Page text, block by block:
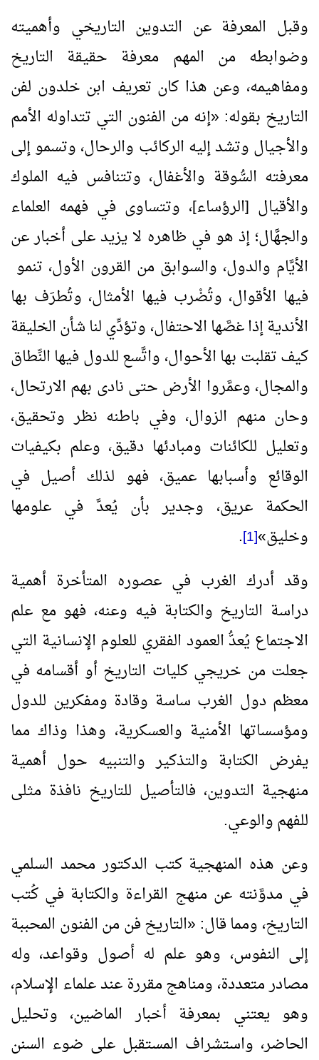
وقبل المعرفة عن التدوين التاريخي وأهميته
وضوابطه من المهم معرفة حقيقة التاريخ
ومفاهيمه، وعن هذا كان تعريف ابن خلدون لفن
التاريخ بقوله: «إنه من الفنون التي تتداوله الأمم
والأجيال وتشد إليه الركائب والرحال، وتسمو إلى
معرفته السُّوقة والأغفال، وتتنافس فيه الملوك
والأقيال [الرؤساء]، وتتساوى في فهمه العلماء
والجهَّال؛ إذ هو في ظاهره لا يزيد على أخبار عن
الأيَّام والدول، والسوابق من القرون الأول، تنمو
فيها الأقوال، وتُضْرب فيها الأمثال، وتُطرَف بها
الأندية إذا غصَّها الاحتفال، وتؤدِّي لنا شأن الخليقة
كيف تقلبت بها الأحوال، واتَّسع للدول فيها النِّطاق
والمجال، وعمَّروا الأرض حتى نادى بهم الارتحال،
وحان منهم الزوال، وفي باطنه نظر وتحقيق،
وتعليل للكائنات ومبادئها دقيق، وعلم بكيفيات
الوقائع وأسبابها عميق، فهو لذلك أصيل في
الحكمة عريق، وجدير بأن يُعدَّ في علومها
وخليق»
[1]
.
وقد أدرك الغرب في عصوره المتأخرة أهمية
دراسة التاريخ والكتابة فيه وعنه، فهو مع علم
الاجتماع يُعدُّ العمود الفقري للعلوم الإنسانية التي
جعلت من خريجي كليات التاريخ أو أقسامه في
معظم دول الغرب ساسة وقادة ومفكرين للدول
ومؤسساتها الأمنية والعسكرية، وهذا وذاك مما
يفرض الكتابة والتذكير والتنبيه حول أهمية
منهجية التدوين، فالتأصيل للتاريخ نافذة مثلى
للفهم والوعي.
وعن هذه المنهجية كتب الدكتور محمد السلمي
في مدوَّنته عن منهج القراءة والكتابة في كُتب
التاريخ، ومما قال: «التاريخ فن من الفنون المحببة
إلى النفوس، وهو علم له أصول وقواعد، وله
مصادر متعددة، ومناهج مقررة عند علماء الإسلام،
وهو يعتني بمعرفة أخبار الماضين، وتحليل
الحاضر، واستشراف المستقبل على ضوء السنن